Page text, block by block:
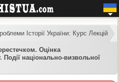
Історії України: Курс Лекцій
Оцінка
національно-визвольної